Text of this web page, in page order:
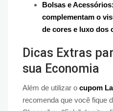
Bolsas e
complementam o
de cores e luxo dos
Dicas Extras
sua Economia
Além de utilizar o cupom
recomenda que você fique